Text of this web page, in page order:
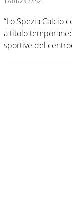
“Lo Spezia Calcio
a titolo
sportive del